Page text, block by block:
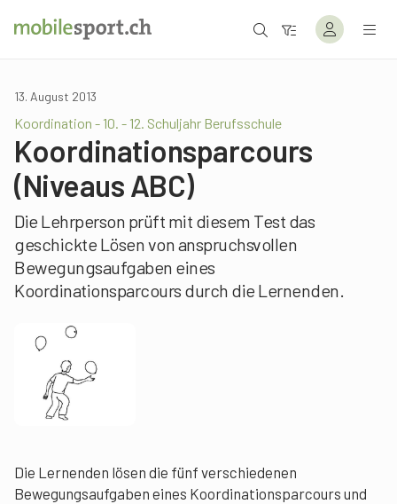
13. August 2013
Koordination - 10. - 12. Schuljahr Berufsschule
Koordinationsparcours
(Niveaus ABC)
Die Lehrperson prüft mit diesem Test das
geschickte Lösen von anspruchsvollen
Bewegungsaufgaben eines
Koordinationsparcours durch die Lernenden.
Die Lernenden lösen die fünf verschiedenen
Bewegungsaufgaben eines Koordinationsparcours und